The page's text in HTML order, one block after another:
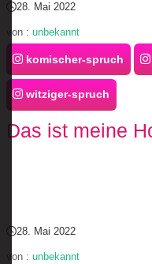
28. Mai 2022
von : unbekannt
komischer-spruch
witziger-spruch
Das ist meine
28. Mai 2022
von : unbekannt